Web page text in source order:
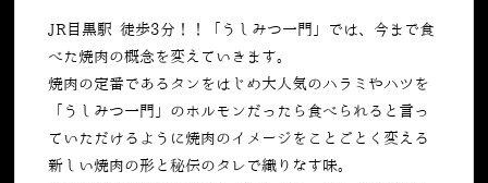
JR目黒駅 徒歩3分！！「うしみつ一門」では、今まで食
べた焼肉の概念を変えていきます。
焼肉の定番であるタンをはじめ大人気のハラミやハツを
「うしみつ一門」のホルモンだったら食べられると言っ
ていただけるように焼肉のイメージをことごとく変える
新しい焼肉の形と秘伝のタレで織りなす味。